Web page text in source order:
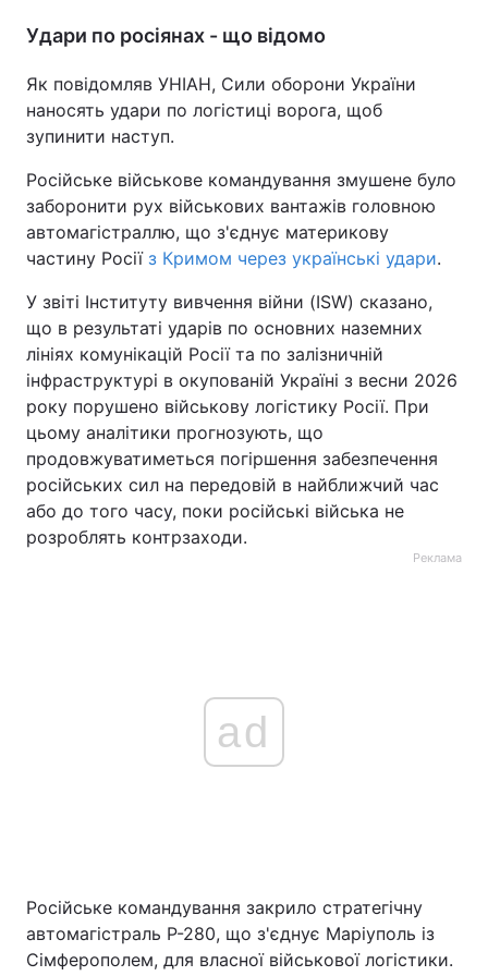
Удари по росіянах - що відомо
Як повідомляв УНІАН, Сили оборони України
наносять удари по логістиці ворога, щоб
зупинити наступ.
Російське військове командування змушене було
заборонити рух військових вантажів головною
автомагістраллю, що з'єднує материкову
частину Росії з Кримом через українські удари.
У звіті Інституту вивчення війни (ISW) сказано,
що в результаті ударів по основних наземних
лініях комунікацій Росії та по залізничній
інфраструктурі в окупованій Україні з весни 2026
року порушено військову логістику Росії. При
цьому аналітики прогнозують, що
продовжуватиметься погіршення забезпечення
російських сил на передовій в найближчий час
або до того часу, поки російські війська не
розроблять контрзаходи.
Реклама
ad
Російське командування закрило стратегічну
автомагістраль Р-280, що з'єднує Маріуполь із
Сімферополем, для власної військової логістики.